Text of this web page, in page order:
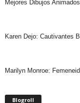
Mejores Dibujos
Karen Dejo: Cautivantes
Marilyn Monroe:
Blogroll